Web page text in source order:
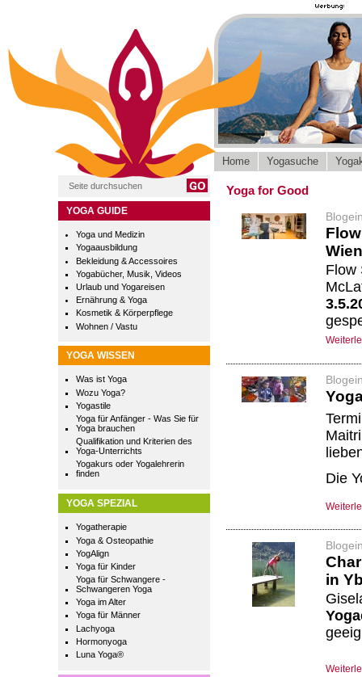
YOGA GUIDE
Yoga und Medizin
Yogaausbildung
Bekleidung & Accessoires
Yogabücher, Musik, Videos
Urlaub und Yogareisen
Ernährung & Yoga
Kosmetik & Körperpflege
Wohnen / Vastu
YOGA WISSEN
Was ist Yoga
Wozu Yoga?
Yogastile
Yoga für Anfänger - Was Sie für
Yoga brauchen
Qualifikation und Kriterien des
Yoga-Unterrichts
Yogakurs oder Yogalehrerin
finden
YOGA SPEZIAL
Yogatherapie
Yoga & Osteopathie
YogAlign
Yoga für Kinder
Yoga für Schwangere -
Schwangeren Yoga
Yoga im Alter
Yoga für Männer
Lachyoga
Hormonyoga
Luna Yoga®
Home Yogasuche
Yoga for Good
Wien
Flow
Die
in